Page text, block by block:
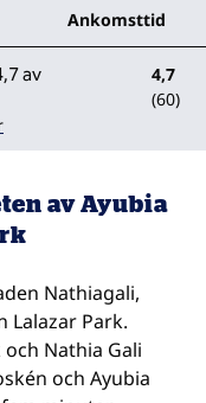
Ankomsttid
4,7
(60)
av Ayubia
Nathiagali,
Lalazar Park.
Nathia Gali
och Ayubia